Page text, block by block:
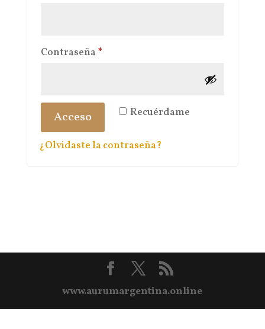
Contraseña *Obligatorio
Recuérdame
Acceso
¿Olvidaste la contraseña?
www.aurumargentina.online